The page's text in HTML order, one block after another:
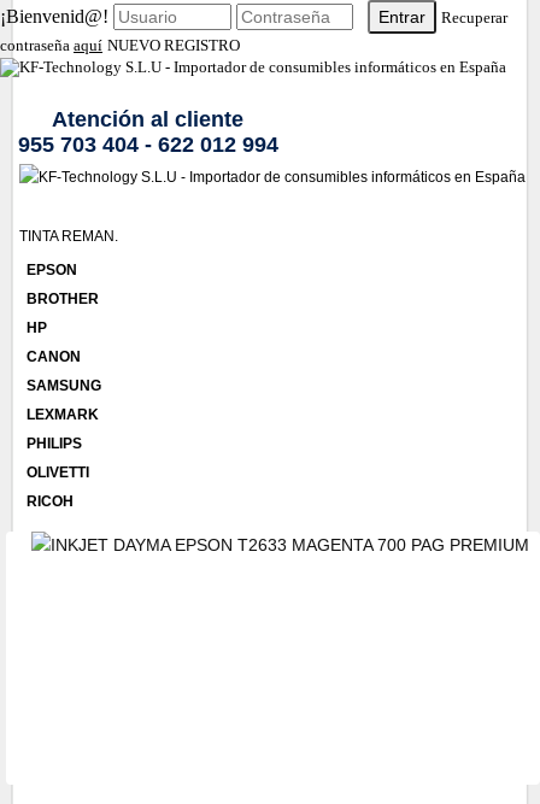
¡Bienvenid@!
Recuperar
contraseña aquí NUEVO REGISTRO
Atención al cliente
955 703 404 - 622 012 994
TINTA REMAN.
EPSON
BROTHER
HP
CANON
SAMSUNG
LEXMARK
PHILIPS
OLIVETTI
RICOH